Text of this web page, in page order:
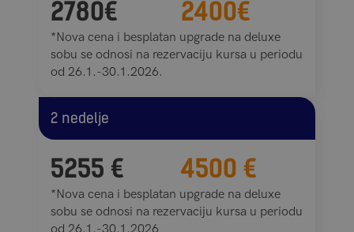
2780€ 2400€
*Nova cena i besplatan upgrade na deluxe
sobu se odnosi na rezervaciju kursa u periodu
od 26.1.-30.1.2026.
2 nedelje
5255 € 4500 €
*Nova cena i besplatan upgrade na deluxe
sobu se odnosi na rezervaciju kursa u periodu